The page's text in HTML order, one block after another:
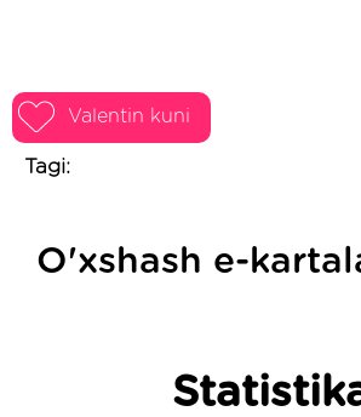
Valentin kuni
Tagi:
O'xshash e-